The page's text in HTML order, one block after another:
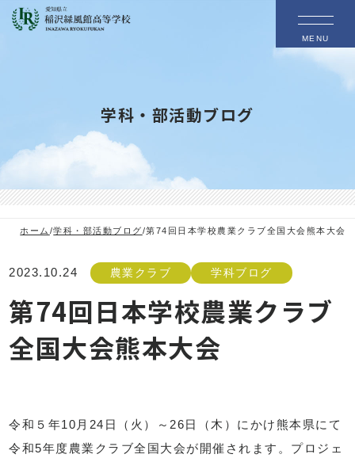
MENU
学科・部活動ブログ
ホーム /学科・部活動ブログ/第74回日本学校農業クラブ全国大会熊本大会
2023.10.24 農業クラブ 学科ブログ
第74回日本学校農業クラブ
全国大会熊本大会
令和５年10月24日（火）～26日（木）にかけ熊本県にて
令和5年度農業クラブ全国大会が開催されます。プロジェ